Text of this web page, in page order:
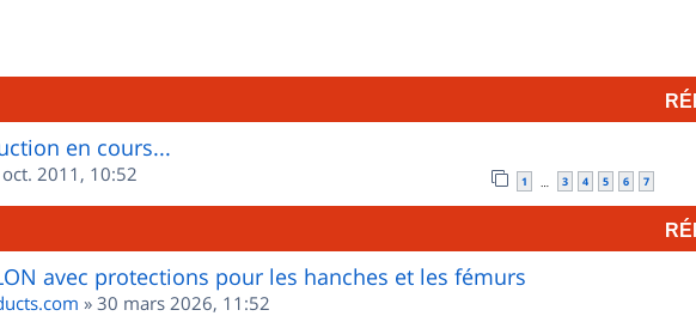
en cours...
2011, 10:52 1 … 3 4 5 6 7
avec protections pour les hanches et les fémurs
» 30 mars 2026, 11:52